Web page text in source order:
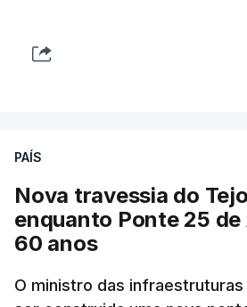
PAÍS
Nova travessia do
enquanto Ponte 25
60 anos
O ministro das